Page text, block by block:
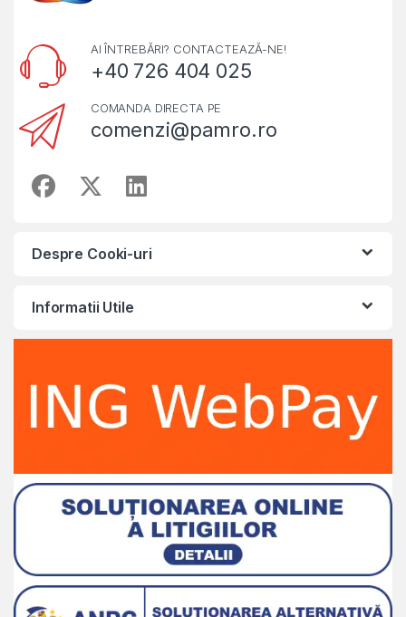
AI ÎNTREBĂRI? CONTACTEAZĂ-NE!
+40 726 404 025
COMANDA DIRECTA PE
comenzi@pamro.ro
Despre Cooki-uri
Informatii Utile